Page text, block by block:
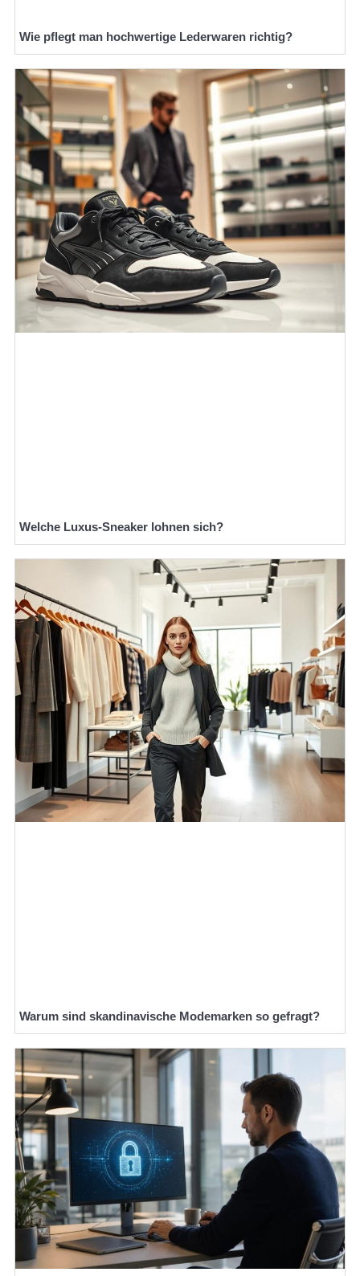
Wie pflegt man hochwertige Lederwaren richtig?
Welche Luxus-Sneaker lohnen sich?
Warum sind skandinavische Modemarken so gefragt?